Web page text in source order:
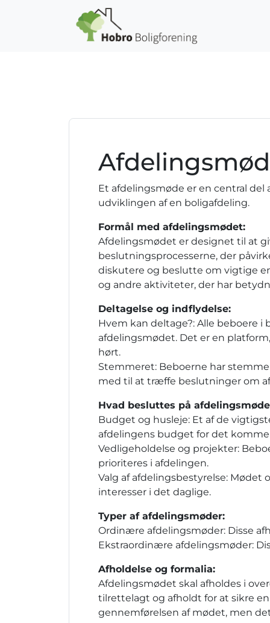
Gå til hovedindhold
Et afdelingsmøde er en central
udviklingen af en boligafdeling.
Formål med afdelingsmødet:
Afdelingsmødet er designet til at
beslutningsprocesserne, der
diskutere og beslutte om vigtige
og andre aktiviteter, der har
Deltagelse og indflydelse:
Hvem kan deltage?: Alle beboere
afdelingsmødet. Det er en
hørt.
Stemmeret: Beboerne har
med til at træffe beslutninger om
Hvad besluttes på
Budget og husleje: Et af de
afdelingens budget for det
Vedligeholdelse og projekter:
prioriteres i afdelingen.
Valg af afdelingsbestyrelse:
interesser i det daglige.
Typer af afdelingsmøder:
Ordinære afdelingsmøder: Disse
Ekstraordinære afdelingsmøder:
Afholdelse og formalia:
Afdelingsmødet skal afholdes i
tilrettelagt og afholdt for at sikre
gennemførelsen af mødet, men